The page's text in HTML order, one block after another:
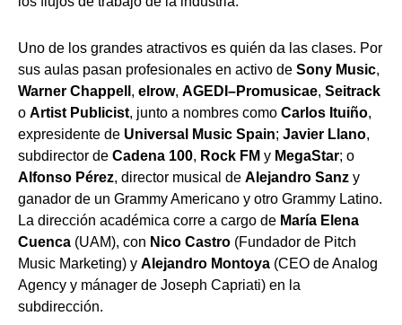
Uno de los grandes atractivos es quién da las clases. Por
sus aulas pasan profesionales en activo de Sony Music,
Warner Chappell , elrow, AGEDI–Promusicae, Seitrack
o Artist Publicist, junto a nombres como Carlos Ituiño,
expresidente de Universal Music Spain; Javier Llano,
subdirector de Cadena 100, Rock FM y MegaStar; o
Alfonso Pérez, director musical de Alejandro Sanz y
ganador de un Grammy Americano y otro Grammy Latino.
La dirección académica corre a cargo de María Elena
Cuenca (UAM), con Nico Castro (Fundador de Pitch
Music Marketing) y Alejandro Montoya (CEO de Analog
Agency y mánager de Joseph Capriati) en la
subdirección.